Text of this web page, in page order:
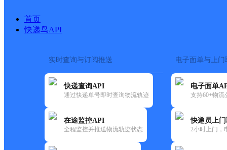
首页
快递鸟API
实时查询与订阅推送
快递查询API
通过快递单号即时查询物流轨迹
在途监控API
全程监控并推送物流轨迹状态
电子面单与上门
电子面单
支持60+物流
快递员上
2小时上门，
快递大全 > 快递网点
快递大全 快运大全